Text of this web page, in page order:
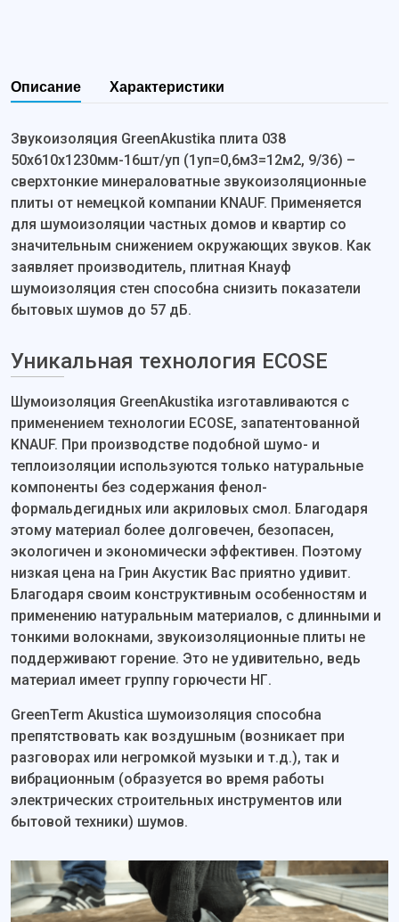
Описание Характеристики
Звукоизоляция GreenAkustika плита 038
50х610х1230мм-16шт/уп (1уп=0,6м3=12м2, 9/36) –
сверхтонкие минераловатные звукоизоляционные
плиты от немецкой компании KNAUF. Применяется
для шумоизоляции частных домов и квартир со
значительным снижением окружающих звуков. Как
заявляет производитель, плитная Кнауф
шумоизоляция стен способна снизить показатели
бытовых шумов до 57 дБ.
Уникальная технология ECOSE
Шумоизоляция GreenAkustika изготавливаются с
применением технологии ECOSE, запатентованной
KNAUF. При производстве подобной шумо- и
теплоизоляции используются только натуральные
компоненты без содержания фенол-
формальдегидных или акриловых смол. Благодаря
этому материал более долговечен, безопасен,
экологичен и экономически эффективен. Поэтому
низкая цена на Грин Акустик Вас приятно удивит.
Благодаря своим конструктивным особенностям и
применению натуральным материалов, с длинными и
тонкими волокнами, звукоизоляционные плиты не
поддерживают горение. Это не удивительно, ведь
материал имеет группу горючести НГ.
GreenTerm Akustica шумоизоляция способна
препятствовать как воздушным (возникает при
разговорах или негромкой музыки и т.д.), так и
вибрационным (образуется во время работы
электрических строительных инструментов или
бытовой техники) шумов.